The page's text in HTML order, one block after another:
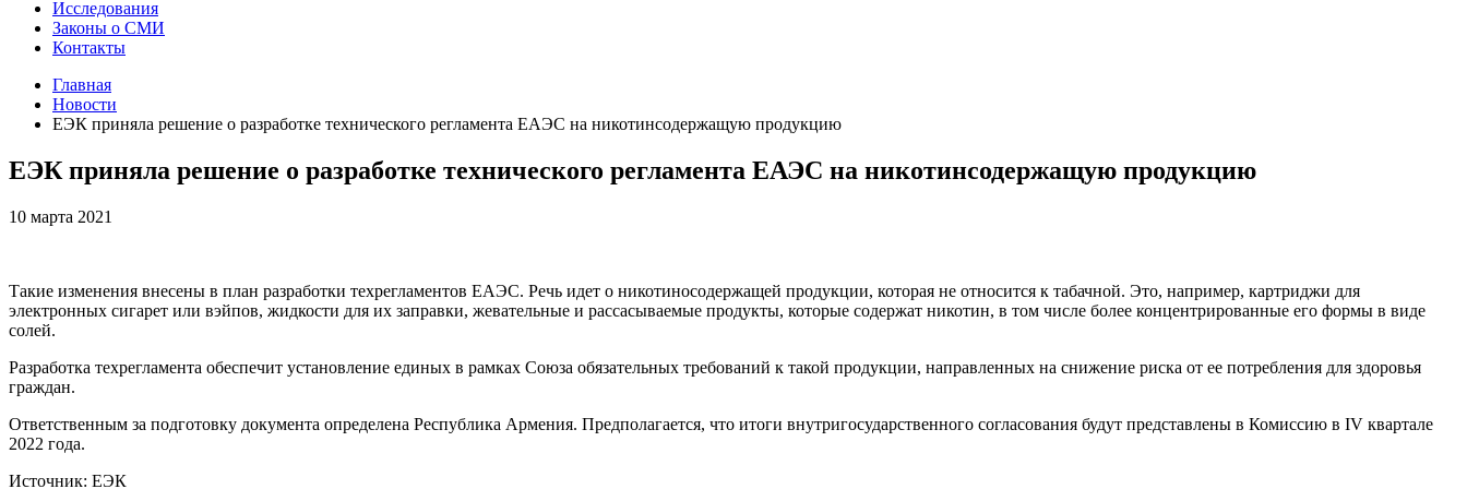
Исследования
Законы о СМИ
Контакты
Главная
Новости
ЕЭК приняла решение о разработке технического регламента ЕАЭС на никотинсодержащую продукцию
ЕЭК приняла решение о разработке технического регламента ЕАЭС на никотинсодержащую продукцию
10 марта 2021
Такие изменения внесены в план разработки техрегламентов ЕАЭС. Речь идет о никотиносодержащей продукции, которая не относится к табачной. Это, например, картриджи для
электронных сигарет или вэйпов, жидкости для их заправки, жевательные и рассасываемые продукты, которые содержат никотин, в том числе более концентрированные его формы в виде
солей.
Разработка техрегламента обеспечит установление единых в рамках Союза обязательных требований к такой продукции, направленных на снижение риска от ее потребления для здоровья
граждан.
Ответственным за подготовку документа определена Республика Армения. Предполагается, что итоги внутригосударственного согласования будут представлены в Комиссию в IV квартале
2022 года.
Источник: ЕЭК